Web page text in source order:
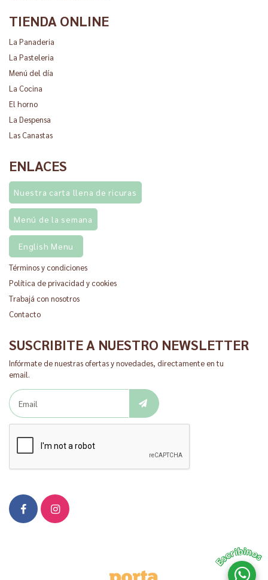
TIENDA ONLINE
La Panaderia
La Pasteleria
Menú del día
La Cocina
El horno
La Despensa
Las Canastas
ENLACES
Nuestra carta llena de ricuras
Menú de la semana
English Menu
Términos y condiciones
Política de privacidad y cookies
Trabajá con nosotros
Contacto
SUSCRIBITE A NUESTRO NEWSLETTER
Infórmate de nuestras ofertas y novedades, directamente en tu
email.
Escribinos